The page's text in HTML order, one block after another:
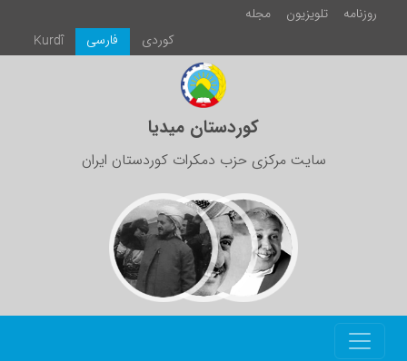
روزنامە تلویزیون
مجلە
Kurdî
فارسی كوردی
کوردستان میدیا
سایت مرکزی حزب دمکرات کوردستان ایران